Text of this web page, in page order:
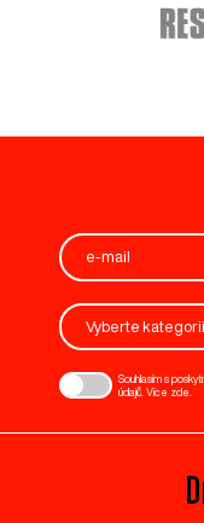
Vyberte kategorii
Souhlasím s
údajů. Více zde